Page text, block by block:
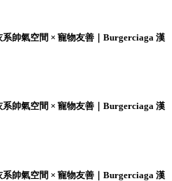
系帥氣空間 × 寵物友善｜Burgerciaga 漢
系帥氣空間 × 寵物友善｜Burgerciaga 漢
系帥氣空間 × 寵物友善｜Burgerciaga 漢